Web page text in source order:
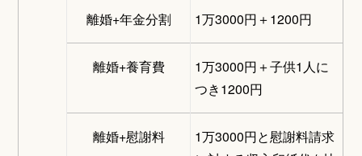
離婚+年金分割 1万3000円＋1200円
離婚+養育費
1万3000円＋子供1人に
つき1200円
離婚+慰謝料
1万3000円と慰謝料請求